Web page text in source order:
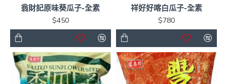
翁財記原味葵瓜子-全素
$450
祥好好喀白瓜子-全素
$780